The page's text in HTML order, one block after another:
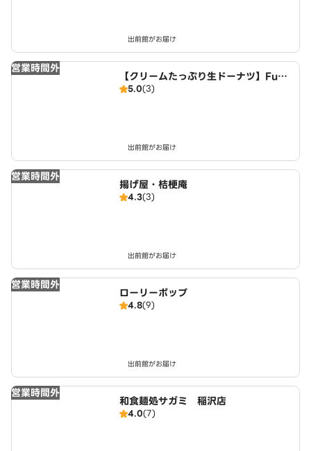
出前館がお届け
営業時間外
【クリームたっぷり生ドーナツ】FuW
aDonuts 丹波川中店
5.0(3)
出前館がお届け
営業時間外
揚げ屋・桔梗庵
4.3(3)
出前館がお届け
営業時間外
ローリーポップ
4.8(9)
出前館がお届け
営業時間外
和食麺処サガミ 稲沢店
4.0(7)